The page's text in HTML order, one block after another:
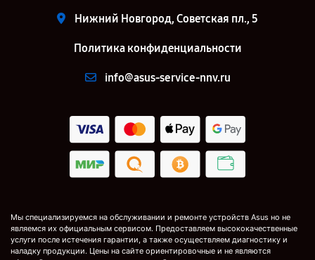
Нижний Новгород, Советская пл., 5
Политика конфиденциальности
info@asus-service-nnv.ru
Мы специализируемся на обслуживании и ремонте устройств Asus но не
являемся их официальным сервисом. Предоставляем высококачественные
услуги после истечения гарантии, а также осуществляем диагностику и
наладку продукции. Цены на сайте ориентировочные и не являются